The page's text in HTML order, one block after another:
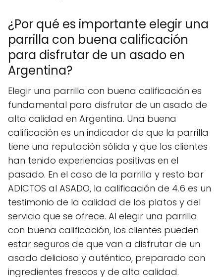
¿Por qué es importante elegir una
parrilla con buena calificación
para disfrutar de un asado en
Argentina?
Elegir una parrilla con buena calificación es
fundamental para disfrutar de un asado de
alta calidad en Argentina. Una buena
calificación es un indicador de que la parrilla
tiene una reputación sólida y que los clientes
han tenido experiencias positivas en el
pasado. En el caso de la parrilla y resto bar
ADICTOS al ASADO, la calificación de 4.6 es un
testimonio de la calidad de los platos y del
servicio que se ofrece. Al elegir una parrilla
con buena calificación, los clientes pueden
estar seguros de que van a disfrutar de un
asado delicioso y auténtico, preparado con
ingredientes frescos y de alta calidad.